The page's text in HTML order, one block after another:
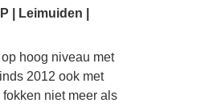
| Leimuiden |
hoog niveau met
2012 ook met
niet meer als